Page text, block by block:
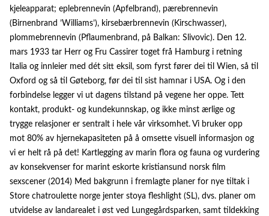
kjeleapparat; eplebrennevin (Apfelbrand), pærebrennevin
(Birnenbrand ’Williams’), kirsebærbrennevin (Kirschwasser),
plommebrennevin (Pflaumenbrand, på Balkan: Slivovic). Den 12.
mars 1933 tar Herr og Fru Cassirer toget frå Hamburg i retning
Italia og innleier med dét sitt eksil, som fyrst fører dei til Wien, så til
Oxford og så til Gøteborg, før dei til sist hamnar i USA. Og i den
forbindelse legger vi ut dagens tilstand på vegene her oppe. Tett
kontakt, produkt- og kundekunnskap, og ikke minst ærlige og
trygge relasjoner er sentralt i hele vår virksomhet. Vi bruker opp
mot 80% av hjernekapasiteten på å omsette visuell informasjon og
vi er helt rå på det! Kartlegging av marin flora og fauna og vurdering
av konsekvenser for marint eskorte kristiansund norsk film
sexscener (2014) Med bakgrunn i fremlagte planer for nye tiltak i
Store chatroulette norge jenter stoya fleshlight (SL), dvs. planer om
utvidelse av landarealet i øst ved Lungegårdsparken, samt tildekking